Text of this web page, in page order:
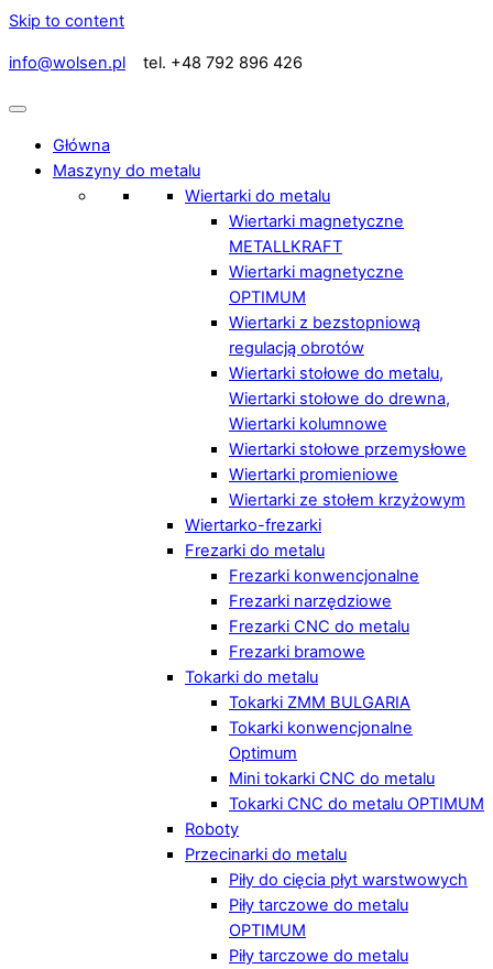
Skip to content
info@wolsen.pl tel. +48 792 896 426
Główna
Maszyny do metalu
Wiertarki do metalu
Wiertarki magnetyczne
METALLKRAFT
Wiertarki magnetyczne
OPTIMUM
Wiertarki z bezstopniową
regulacją obrotów
Wiertarki stołowe do metalu,
Wiertarki stołowe do drewna,
Wiertarki kolumnowe
Wiertarki stołowe przemysłowe
Wiertarki promieniowe
Wiertarki ze stołem krzyżowym
Wiertarko-frezarki
Frezarki do metalu
Frezarki konwencjonalne
Frezarki narzędziowe
Frezarki CNC do metalu
Frezarki bramowe
Tokarki do metalu
Tokarki ZMM BULGARIA
Tokarki konwencjonalne
Optimum
Mini tokarki CNC do metalu
Tokarki CNC do metalu OPTIMUM
Roboty
Przecinarki do metalu
Piły do cięcia płyt warstwowych
Piły tarczowe do metalu
OPTIMUM
Piły tarczowe do metalu